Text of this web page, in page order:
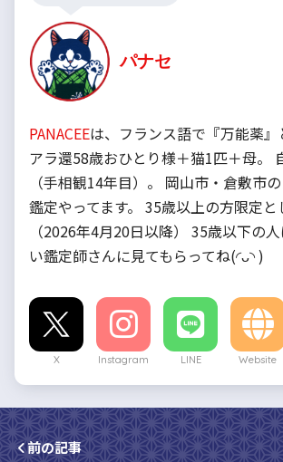
パナセ
PANACEEは、フランス語で『万能薬』
アラ還58歳おひとり様＋猫1匹＋母。
（手相観14年目）。 岡山市・倉敷市
鑑定やってます。 35歳以上の方限定と
（2026年4月20日以降） 35歳以下の
い鑑定師さんに見てもらってね(◜ᴗ◝ )
X Instagram LINE Website
前の記事